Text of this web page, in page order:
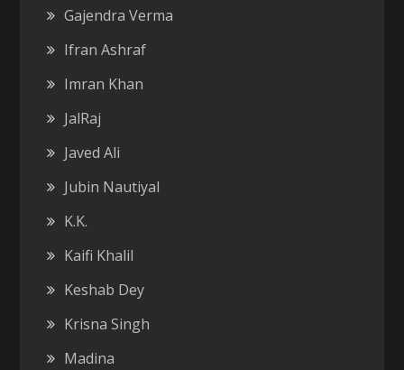
Gajendra Verma
Ifran Ashraf
Imran Khan
JalRaj
Javed Ali
Jubin Nautiyal
K.K.
Kaifi Khalil
Keshab Dey
Krisna Singh
Madina